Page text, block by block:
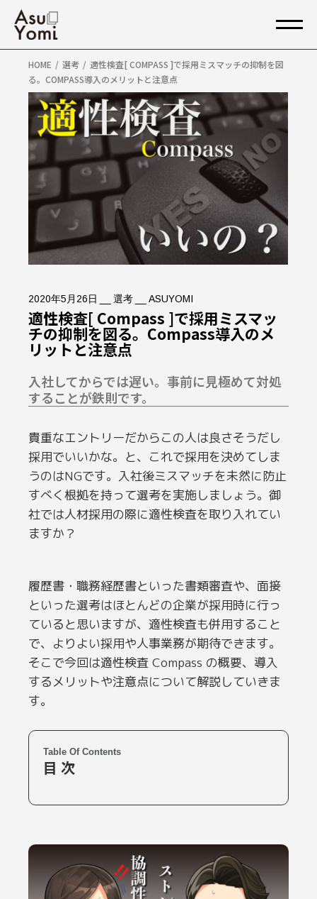
HOME 選考
適性検査[ COMPASS ]で採用ミスマッチの抑制を図
る。COMPASS導入のメリットと注意点
2020年5月26日 選考 ASUYOMI
適性検査[ Compass ]で採用ミスマッ
チの抑制を図る。compass導入のメ
リットと注意点
入社してからでは遅い。事前に見極めて対処
することが鉄則です。
貴重なエントリーだからこの人は良さそうだし
採用でいいかな。と、これで採用を決めてしま
うのはNGです。入社後ミスマッチを未然に防止
すべく根拠を持って選考を実施しましょう。御
社では人材採用の際に適性検査を取り入れてい
ますか？
履歴書・職務経歴書といった書類審査や、面接
といった選考はほとんどの企業が採用時に行っ
ていると思いますが、適性検査も併用すること
で、よりよい採用や人事業務が期待できます。
そこで今回は適性検査 Compass の概要、導入
するメリットや注意点について解説していきま
す。
Table Of Contents
目 次